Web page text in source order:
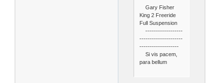
Gary Fisher
King 2 Freeride
Full Suspension
-------------------
----------------------
--------------------
Si vis pacem,
para bellum